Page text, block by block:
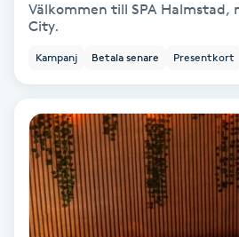
Brynfärgning
Brynplockning
Välkommen till SPA Halmstad,
City.
Kampanj Betala senare Presentkort